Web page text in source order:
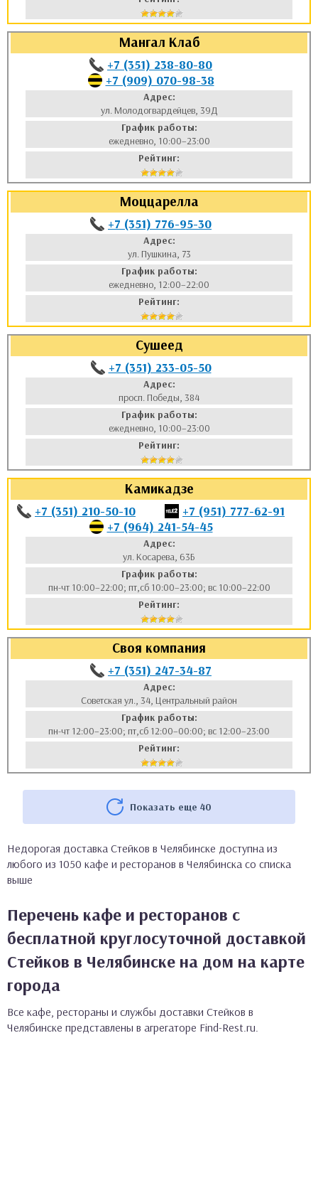
Мангал Клаб
+7 (351) 238-80-80
+7 (909) 070-98-38
Адрес:
ул. Молодогвардейцев, 39Д
График работы:
ежедневно, 10:00–23:00
Рейтинг:
Моццарелла
+7 (351) 776-95-30
Адрес:
ул. Пушкина, 73
График работы:
ежедневно, 12:00–22:00
Рейтинг:
Сушеед
+7 (351) 233-05-50
Адрес:
просп. Победы, 384
График работы:
ежедневно, 10:00–23:00
Рейтинг:
Камикадзе
+7 (351) 210-50-10
+7 (951) 777-62-91
+7 (964) 241-54-45
Адрес:
ул. Косарева, 63Б
График работы:
пн-чт 10:00–22:00; пт,сб 10:00–23:00; вс 10:00–22:00
Рейтинг:
Своя компания
+7 (351) 247-34-87
Адрес:
Советская ул., 34, Центральный район
График работы:
пн-чт 12:00–23:00; пт,сб 12:00–00:00; вс 12:00–23:00
Рейтинг:
Показать еще 40
Недорогая доставка Стейков в Челябинске доступна из
любого из 1050 кафе и ресторанов в Челябинска со списка
выше
Перечень кафе и ресторанов с
бесплатной круглосуточной доставкой
Стейков в Челябинске на дом на карте
города
Все кафе, рестораны и службы доставки Стейков в
Челябинске представлены в агрегаторе Find-Rest.ru.